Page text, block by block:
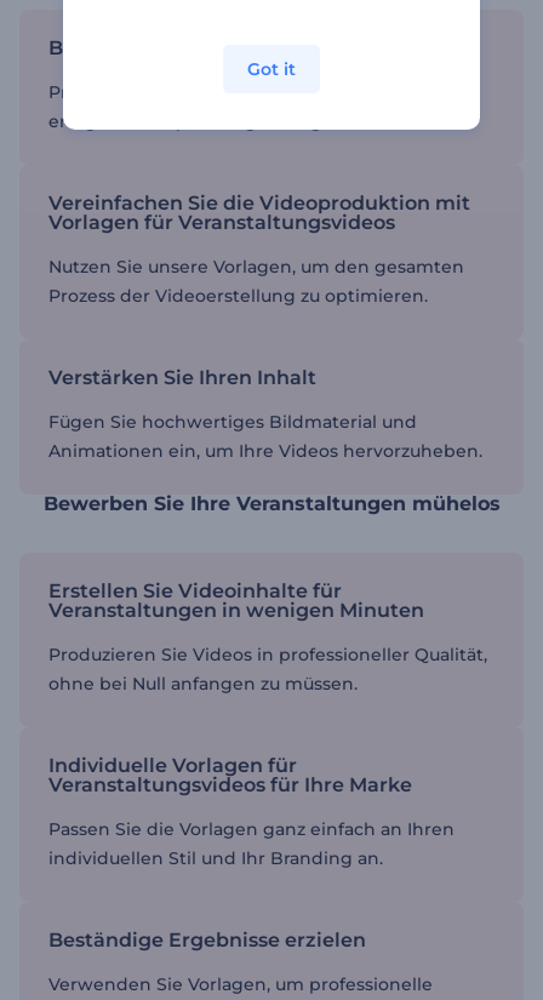
Binden Sie Ihr Publikum ein
Produzieren Sie Videos, die Aufmerksamkeit
erregen und Spannung erzeugen.
Vereinfachen Sie die Videoproduktion mit
Vorlagen für Veranstaltungsvideos
Nutzen Sie unsere Vorlagen, um den gesamten
Prozess der Videoerstellung zu optimieren.
Verstärken Sie Ihren Inhalt
Fügen Sie hochwertiges Bildmaterial und
Animationen ein, um Ihre Videos hervorzuheben.
Bewerben Sie Ihre Veranstaltungen mühelos
Erstellen Sie Videoinhalte für
Veranstaltungen in wenigen Minuten
Produzieren Sie Videos in professioneller Qualität,
ohne bei Null anfangen zu müssen.
Individuelle Vorlagen für
Veranstaltungsvideos für Ihre Marke
Passen Sie die Vorlagen ganz einfach an Ihren
individuellen Stil und Ihr Branding an.
Beständige Ergebnisse erzielen
Verwenden Sie Vorlagen, um professionelle
Got it